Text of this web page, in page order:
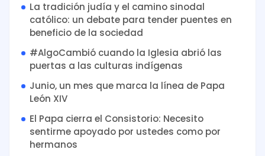
La tradición judía y el camino sinodal
católico: un debate para tender puentes en
beneficio de la sociedad
#AlgoCambió cuando la Iglesia abrió las
puertas a las culturas indígenas
Junio, un mes que marca la línea de Papa
León XIV
El Papa cierra el Consistorio: Necesito
sentirme apoyado por ustedes como por
hermanos